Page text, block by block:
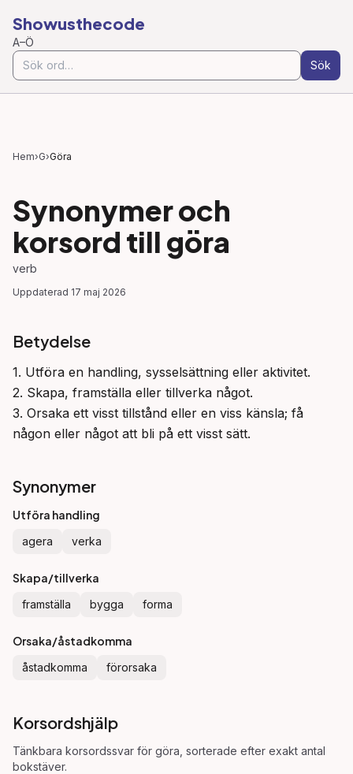
Showusthecode
A–Ö
Sök
Hem›G›Göra
Synonymer och
korsord till göra
verb
Uppdaterad 17 maj 2026
Betydelse
1. Utföra en handling, sysselsättning eller aktivitet.
2. Skapa, framställa eller tillverka något.
3. Orsaka ett visst tillstånd eller en viss känsla; få
någon eller något att bli på ett visst sätt.
Synonymer
Utföra handling
agera verka
Skapa/tillverka
framställa bygga forma
Orsaka/åstadkomma
åstadkomma förorsaka
Korsordshjälp
Tänkbara korsordssvar för göra , sorterade efter exakt antal
bokstäver.